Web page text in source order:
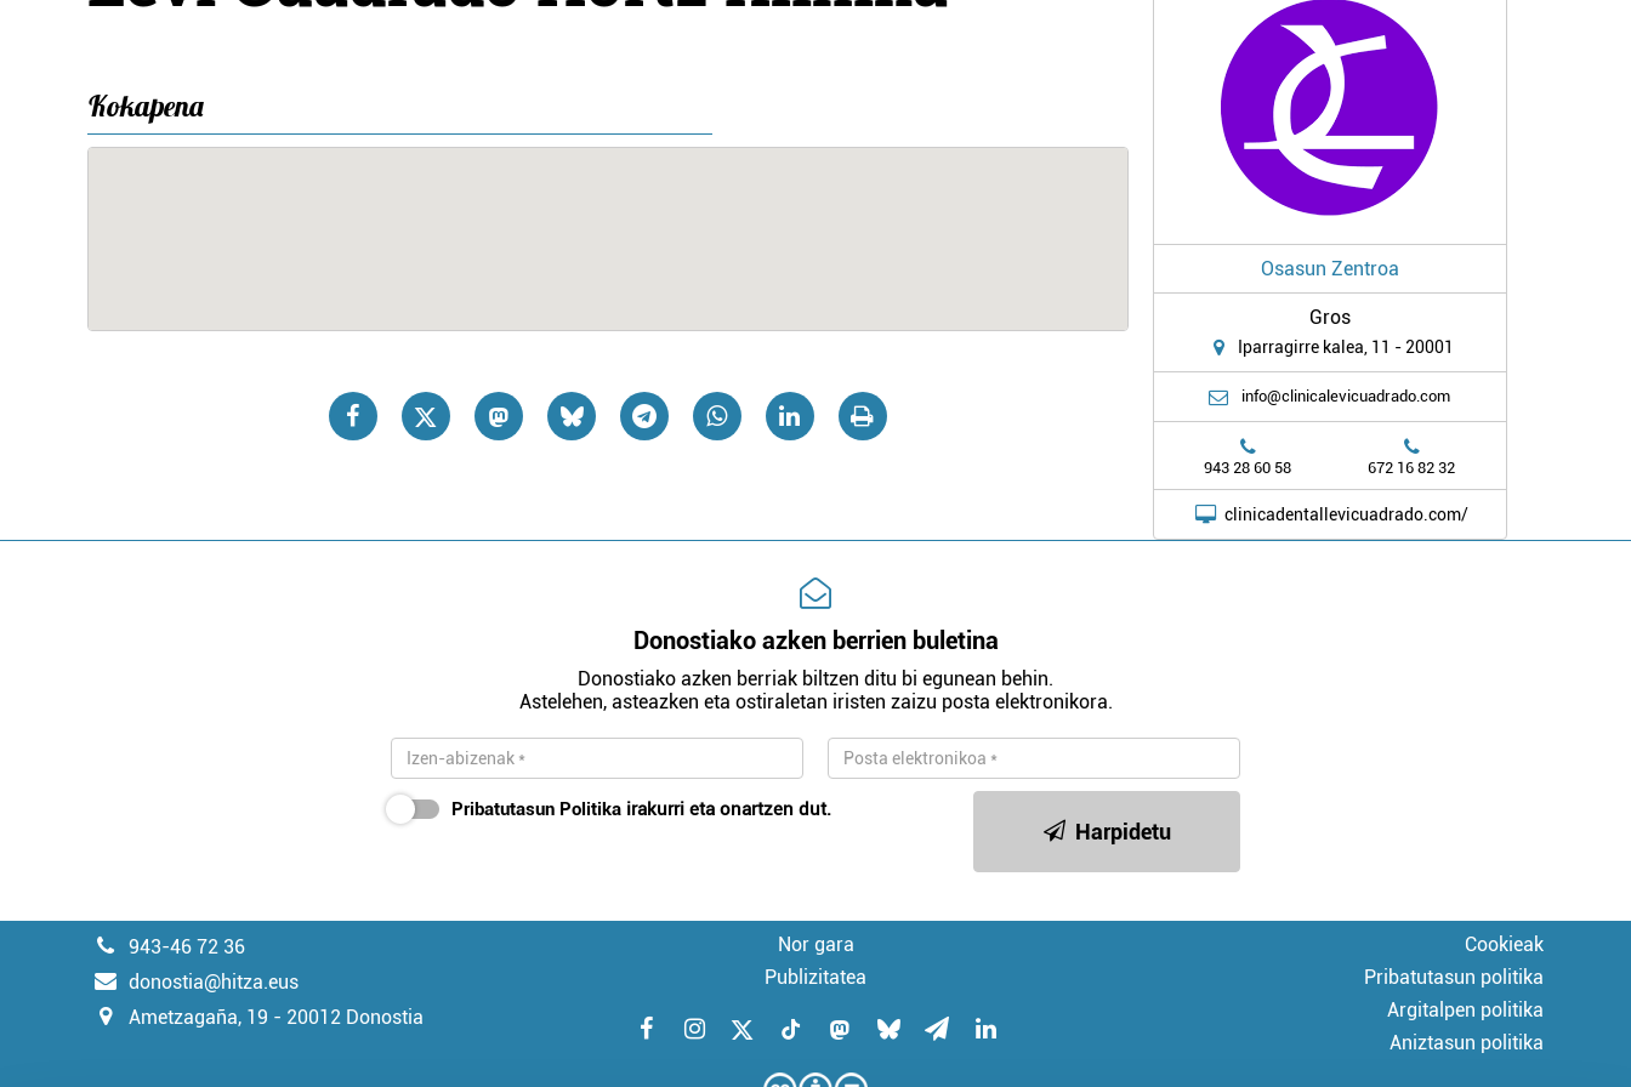
Kokapena
Osasun Zentroa
Gros
Iparragirre kalea, 11 - 20001
info@clinicalevicuadrado.com
943 28 60 58 672 16 82 32
clinicadentallevicuadrado.com/
Donostiako azken berrien buletina
Donostiako azken berriak biltzen ditu bi egunean behin.
Astelehen, asteazken eta ostiraletan iristen zaizu posta elektronikora.
Pribatutasun Politika irakurri eta onartzen dut.
Harpidetu
943-46 72 36
donostia@hitza.eus
Ametzagaña, 19 - 20012 Donostia
Nor gara
Publizitatea
Cookieak
Pribatutasun politika
Argitalpen politika
Aniztasun politika